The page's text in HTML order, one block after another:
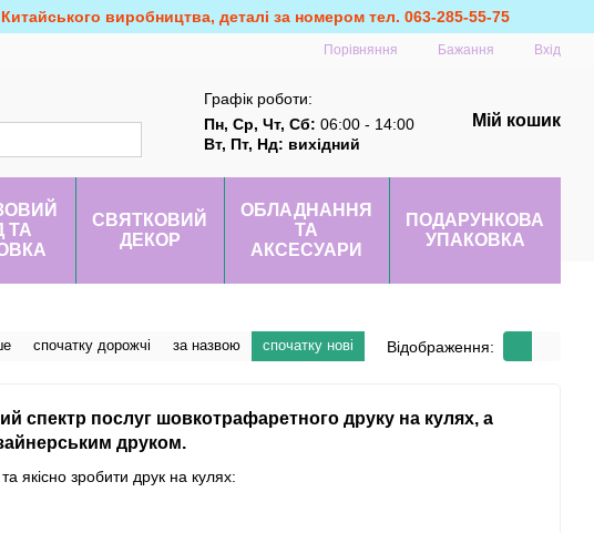
виробництва, деталі за номером тел. 063-285-55-75
Порівняння Бажання Вхід
Графік роботи:
Пн, Ср, Чт, Сб: 06:00 - 14:00
Вт, Пт, Нд: вихідний
Мій кошик
ТА
СВЯТКОВИЙ
ДЕКОР
ОБЛАДНАННЯ
ТА
АКСЕСУАРИ
ПОДАРУНКОВА
УПАКОВКА
спочатку дорожчі за назвою спочатку нові Відображення:
спектр послуг шовкотрафаретного друку на кулях, а
друком.
якісно зробити друк на кулях: